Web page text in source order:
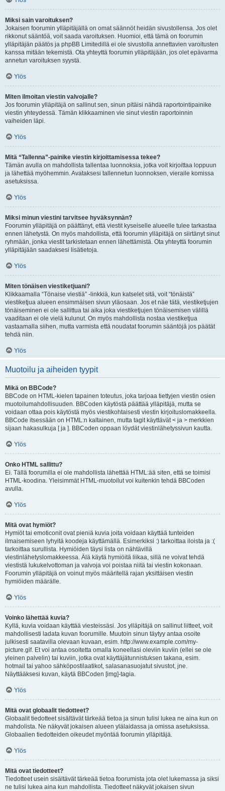
Miksi sain varoituksen?
Jokaisen foorumin ylläpitäjällä on omat säännöt heidän sivustollensa. Jos olet
rikkonut sääntöä, voit saada varoituksen. Huomioi, että tämä on foorumin
ylläpitäjän päätös ja phpBB Limitedillä ei ole sivustolla annettavien varoitusten
kanssa mitään tekemistä. Ota yhteyttä foorumin ylläpitäjään, jos olet epävarma
annetun varoituksen syystä.
Ylös
Miten ilmoitan viestin valvojalle?
Jos foorumin ylläpitäjä on sallinut sen, sinun pitäisi nähdä raportointipainike
viestin yhteydessä. Tämän klikkaaminen vie sinut viestin raportoinnin
vaiheiden läpi.
Ylös
Mitä “Tallenna”-painike viestin kirjoittamisessa tekee?
Tämän avulla on mahdollista tallentaa luonnoksia, jotka voit kirjoittaa loppuun
ja lähettää myöhemmin. Avataksesi tallennetun luonnoksen, vieraile komissa
asetuksissa.
Ylös
Miksi minun viestini tarvitsee hyväksynnän?
Foorumin ylläpitäjä on päättänyt, että viestit kyseiselle alueelle tulee tarkastaa
ennen lähetystä. On myös mahdollista, että foorumin ylläpitäjä on siirtänyt sinut
ryhmään, jonka viestit tarkistetaan ennen lähettämistä. Ota yhteyttä foorumin
ylläpitäjään saadaksesi lisätietoja.
Ylös
Miten tönäisen viestiketjuani?
Klikkaamalla “Tönaise viestiä” -linkkiä, kun katselet sitä, voit “tönäistä”
viestiketjua alueen ensimmäisen sivun yläosaan. Jos et näe tätä, viestiketjujen
tönäiseminen ei ole sallittua tai aika joka viestiketjujen tönäisemisen välillä
vaaditaan ei ole vielä kulunut. On myös mahdollista nostaa viestiketjua
vastaamalla siihen, mutta varmista että noudatat foorumin sääntöjä jos päätät
tehdä niin.
Ylös
Muotoilu ja aiheiden tyypit
Mikä on BBCode?
BBCode on HTML-kielen tapainen toteutus, joka tarjoaa tiettyjen viestin osien
muotoilumahdollisuuden. BBCoden käytöstä päättää ylläpitäjä, mutta se
voidaan ottaa pois käytöstä myös viestikohtaisesti viestin kirjoituslomakkeella.
BBCode itsessään on HTML:n kaltainen, mutta tagit käyttävät < ja > merkkien
sijaan hakasulkuja [ ja ]. BBCoden oppaan löydät viestinlähetyssivun kautta.
Ylös
Onko HTML sallittu?
Ei. Tällä foorumilla ei ole mahdollista lähettää HTML:ää siten, että se toimisi
HTML-koodina. Yleisimmät HTML-muotoilut voi kuitenkin tehdä BBCoden
avulla.
Ylös
Mitä ovat hymiöt?
Hymiöt tai emoticonit ovat pieniä kuvia joita voidaan käyttää tunteiden
ilmaisemiseen lyhyitä koodeja käyttämällä. Esimerkiksi :) tarkoittaa iloista ja :(
tarkoittaa surullista. Hymiöiden täysi lista on nähtävillä
viestinlähetyslomakkeessa. Älä käytä hymiöitä liikaa, sillä ne voivat tehdä
viestistä lukukelvottoman ja valvoja voi poistaa niitä tai viestin kokonaan.
Foorumin ylläpitäjä on voinut myös määritellä rajan yksittäisen viestin
hymiöiden määrälle.
Ylös
Voinko lähettää kuvia?
Kyllä, kuvia voidaan käyttää viesteissäsi. Jos ylläpitäjä on sallinut liitteet, voit
mahdollisesti ladata kuvan foorumille. Muutoin sinun täytyy antaa osoite
julkisesti saatavilla olevaan kuvaan, esim. http://www.example.com/my-
picture.gif. Et voi antaa osoitetta omalla koneellasi oleviin kuviin (ellei se ole
yleinen palvelin) tai kuviin, jotka ovat käyttäjätunnistuksen takana, esim.
hotmail tai yahoo sähköpostilaatikot, salasanasuojatut sivustot, jne.
Näyttääksesi kuvan, käytä BBCoden [img]-tagia.
Ylös
Mitä ovat globaalit tiedotteet?
Globaalit tiedotteet sisältävät tärkeää tietoa ja sinun tulisi lukea ne aina kun on
mahdolista. Ne näkyvät jokaisen alueen ylälaidassa ja omissa asetuksissa.
Globaalien tiedotteiden oikeudet myöntää foorumin ylläpitäjä.
Ylös
Mitä ovat tiedotteet?
Tiedotteet usein sisältävät tärkeää tietoa foorumista jota olet lukemassa ja siksi
ne tulisi lukea aina kun mahdollista. Tiedotteet näkyvät jokaisen sivun